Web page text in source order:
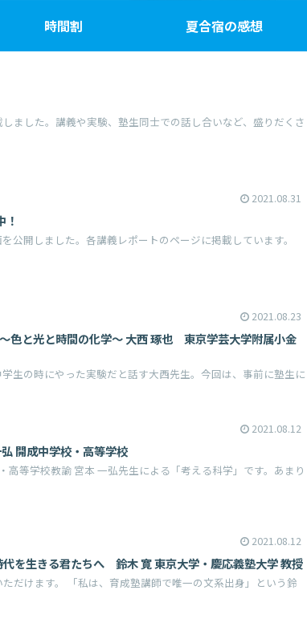
時間割 夏合宿の感想
ました。講義や実験、塾生同士での話し合いなど、盛りだくさ
2021.08.31
公開しました。各講義レポートのページに掲載しています。
2021.08.23
色と光と時間の化学～ 大西 琢也 東京学芸大学附属小金
生の時にやった実験だと話す大西先生。今回は、事前に塾生に
2021.08.12
開成中学校・高等学校
高等学校教諭 宮本 一弘先生による「考える科学」です。あまり
2021.08.12
を生きる君たちへ 鈴木 寛 東京大学・慶応義塾大学 教授
だけます。 「私は、育成塾講師で唯一の文系出身」という鈴